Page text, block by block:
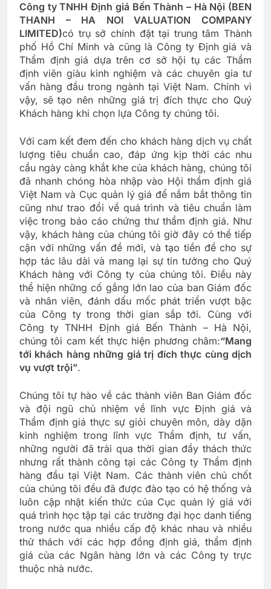
Công ty TNHH Định giá Bến Thành – Hà Nội (BEN
THANH – HA NOI VALUATION COMPANY
LIMITED)có trụ sở chính đặt tại trung tâm Thành
phố Hồ Chí Minh và cũng là Công ty Định giá và
Thẩm định giá dựa trên cơ sở hội tụ các Thẩm
định viên giàu kinh nghiệm và các chuyên gia tư
vấn hàng đầu trong ngành tại Việt Nam. Chính vì
vậy, sẽ tạo nên những giá trị đích thực cho Quý
Khách hàng khi chọn lựa Công ty chúng tôi.
Với cam kết đem đến cho khách hàng dịch vụ chất
lượng tiêu chuẩn cao, đáp ứng kịp thời các nhu
cầu ngày càng khắt khe của khách hàng, chúng tôi
đã nhanh chóng hòa nhập vào Hội thẩm định giá
Việt Nam và Cục quản lý giá để nắm bắt thông tin
cũng như trao đổi về quá trình và tiêu chuẩn làm
việc trong báo cáo chứng thư thẩm định giá. Như
vậy, khách hàng của chúng tôi giờ đây có thể tiếp
cận với những vấn đề mới, và tạo tiền đề cho sự
hợp tác lâu dài và mang lại sự tin tưởng cho Quý
Khách hàng với Công ty của chúng tôi. Điều này
thể hiện những cố gắng lớn lao của ban Giám đốc
và nhân viên, đánh dấu mốc phát triển vượt bậc
của Công ty trong thời gian sắp tới. Cùng với
Công ty TNHH Định giá Bến Thành – Hà Nội,
chúng tôi cam kết thực hiện phương châm:“Mang
tới khách hàng những giá trị đích thực cùng dịch
vụ vượt trội”.
Chúng tôi tự hào về các thành viên Ban Giám đốc
và đội ngũ chủ nhiệm về lĩnh vực Định giá và
Thẩm định giá thực sự giỏi chuyên môn, dày dặn
kinh nghiệm trong lĩnh vực Thẩm định, tư vấn,
những người đã trải qua thời gian đầy thách thức
nhưng rất thành công tại các Công ty Thẩm định
hàng đầu tại Việt Nam. Các thành viên chủ chốt
của chúng tôi đều đã được đào tạo có hệ thống và
luôn cập nhật kiến thức của Cục quản lý giá với
quá trình học tập tại các trường đại học danh tiếng
trong nước qua nhiều cấp độ khác nhau và nhiều
thử thách với các hợp đồng định giá, thẩm định
giá của các Ngân hàng lớn và các Công ty trực
thuộc nhà nước.